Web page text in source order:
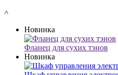
˄
Новинка
Фланец для сухих тэнов
Новинка